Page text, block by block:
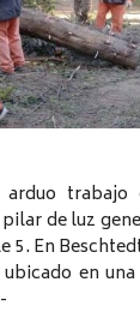
trabajo
de luz
5. En
en